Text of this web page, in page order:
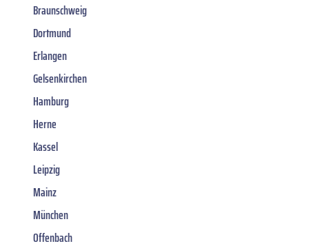
Braunschweig
Dortmund
Erlangen
Gelsenkirchen
Hamburg
Herne
Kassel
Leipzig
Mainz
München
Offenbach